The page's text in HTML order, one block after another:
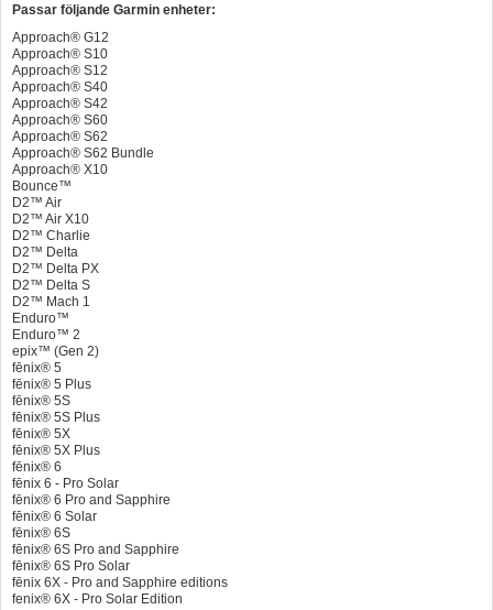
Thule - Lasthållare
LAGERRENSING
Begagnade Motorer & Båtar
Passar följande Garmin enheter:
Approach® G12
Approach® S10
Approach® S12
Approach® S40
Approach® S42
Approach® S60
Approach® S62
Approach® S62 Bundle
Approach® X10
Bounce™
D2™ Air
D2™ Air X10
D2™ Charlie
D2™ Delta
D2™ Delta PX
D2™ Delta S
D2™ Mach 1
Enduro™
Enduro™ 2
epix™ (Gen 2)
fēnix® 5
fēnix® 5 Plus
fēnix® 5S
fēnix® 5S Plus
fēnix® 5X
fēnix® 5X Plus
fēnix® 6
fēnix 6 - Pro Solar
fēnix® 6 Pro and Sapphire
fēnix® 6 Solar
fēnix® 6S
fēnix® 6S Pro and Sapphire
fēnix® 6S Pro Solar
fēnix 6X - Pro and Sapphire editions
fenix® 6X - Pro Solar Edition